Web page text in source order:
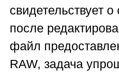
свидетельствует
после
файл
RAW, задача